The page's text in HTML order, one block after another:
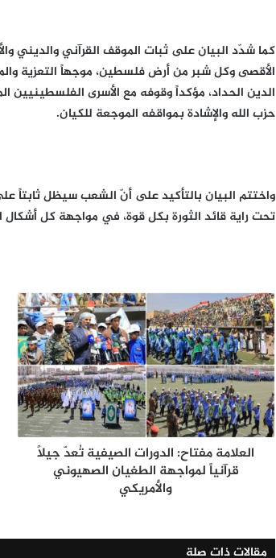
كما شدّد البيان على ثبات الموقف القرآني والديني
الأقصى وكل شبر من أرض فلسطين، موجهاً التعزية
الدين الحداد، مؤكداً وقوفه مع الأسرى
حزب الله والإشادة بمواقفه الموجعة للكيان.
واختتم البيان بالتأكيد على أنّ الشعب سيظل ثابتاً
تحت راية قائد الثورة بكل قوة، في مواجهة كل أشكال
العلامة مفتاح: الدورات الصيفية تُعدّ جيلاً
قرآنياً لمواجهة الطغيان الصهيوني
والأمريكي
مقالات ذات صلة